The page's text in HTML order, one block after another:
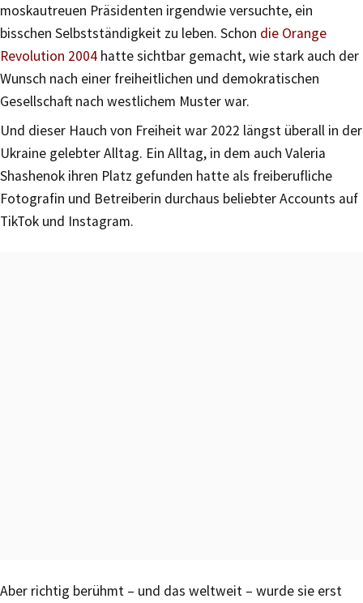
moskautreuen Präsidenten irgendwie versuchte, ein
bisschen Selbstständigkeit zu leben. Schon die Orange
Revolution 2004 hatte sichtbar gemacht, wie stark auch der
Wunsch nach einer freiheitlichen und demokratischen
Gesellschaft nach westlichem Muster war.
Und dieser Hauch von Freiheit war 2022 längst überall in der
Ukraine gelebter Alltag. Ein Alltag, in dem auch Valeria
Shashenok ihren Platz gefunden hatte als freiberufliche
Fotografin und Betreiberin durchaus beliebter Accounts auf
TikTok und Instagram.
Aber richtig berühmt – und das weltweit – wurde sie erst